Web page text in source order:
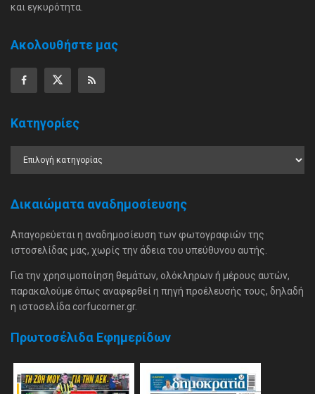
και εγκυρότητα.
Ακολουθήστε μας
Κατηγορίες
Δικαιώματα αναδημοσίευσης
Απαγορεύεται η αναδημοσίευση των φωτογραφιών της
ιστοσελίδας μας, χωρίς την άδεια του υπεύθυνου αυτής.
Για την χρησιμοποίηση θεμάτων, ολόκληρων ή μέρους αυτών,
παρακαλούμε όπως αναφερθεί η πηγή προέλευσής τους, δηλαδή
η ιστοσελίδα corfucorner.gr.
Πρωτοσέλιδα Εφημερίδων